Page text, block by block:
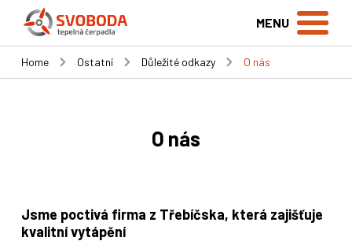
MENU
Home Ostatní Důležité odkazy O nás
O nás
Jsme poctivá firma z Třebíčska, která zajišťuje
kvalitní vytápění